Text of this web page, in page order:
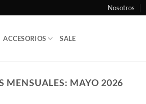
Nosotros
ACCESORIOS SALE
MENSUALES: MAYO 2026